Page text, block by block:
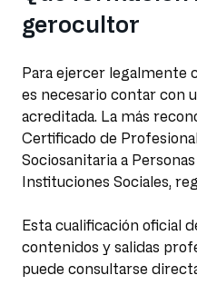
gerocultor
Para ejercer legalmente
es necesario contar con
acreditada. La más
Certificado de
Sociosanitaria a
Instituciones Sociales,
Esta cualificación oficial
contenidos y salidas
puede consultarse